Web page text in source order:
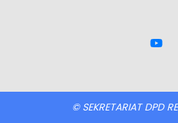
© SEKRETARIAT DPD